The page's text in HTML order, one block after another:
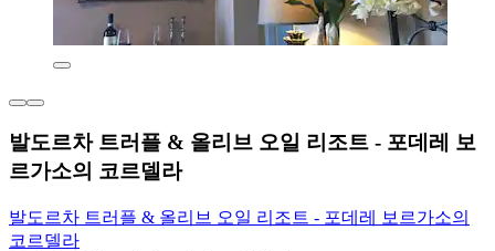
발도르차 트러플 & 올리브 오일 리조트 - 포데레 보
르가소의 코르델라
발도르차 트러플 & 올리브 오일 리조트 - 포데레 보르가소의
코르델라